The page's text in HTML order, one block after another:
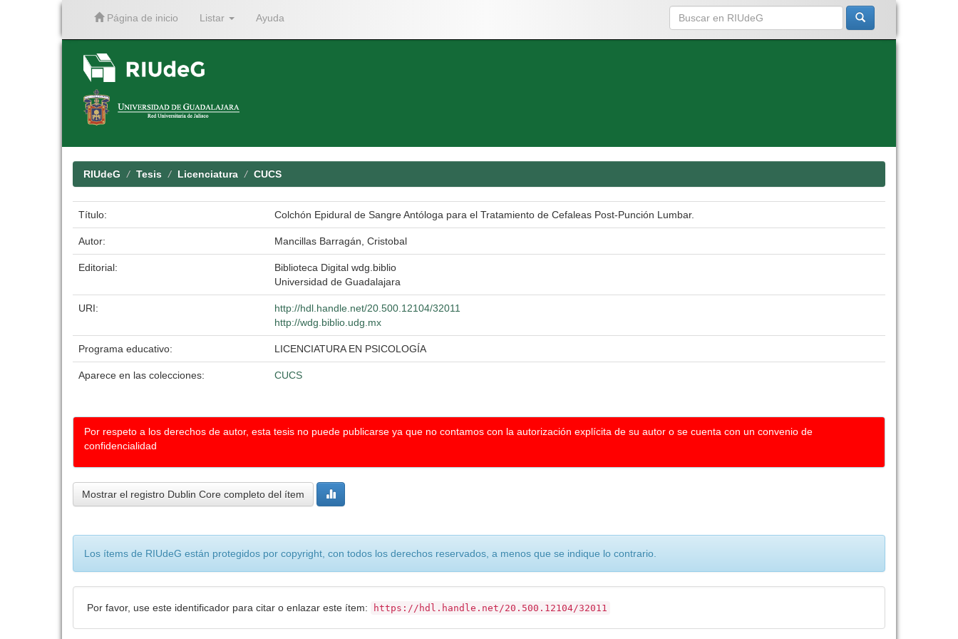
Página de inicio Listar Ayuda
RIUdeG Tesis Licenciatura CUCS
Título: Colchón Epidural de Sangre Antóloga para el Tratamiento de Cefaleas Post-Punción Lumbar.
Autor: Mancillas Barragán, Cristobal
Editorial:
Biblioteca Digital wdg.biblio
Universidad de Guadalajara
URI:
http://hdl.handle.net/20.500.12104/32011
http://wdg.biblio.udg.mx
Programa educativo: LICENCIATURA EN PSICOLOGÍA
Aparece en las colecciones: CUCS
Por respeto a los derechos de autor, esta tesis no puede publicarse ya que no contamos con la autorización explícita de su autor o se cuenta con un convenio de
confidencialidad
Mostrar el registro Dublin Core completo del ítem
Los ítems de RIUdeG están protegidos por copyright, con todos los derechos reservados, a menos que se indique lo contrario.
Por favor, use este identificador para citar o enlazar este ítem: https://hdl.handle.net/20.500.12104/32011